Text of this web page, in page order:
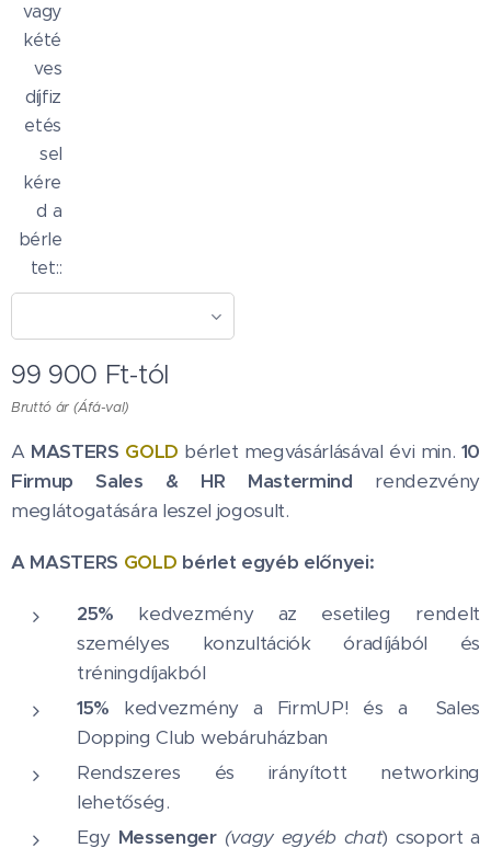
vagy
kété
ves
díjfiz
etés
sel
kére
d a
bérle
tet::
99 900 Ft-tól
Bruttó ár (Áfá-val)
A MASTERS GOLD bérlet megvásárlásával évi min. 10
Firmup Sales & HR Mastermind rendezvény
meglátogatására leszel jogosult.
A MASTERS GOLD bérlet egyéb előnyei:
25% kedvezmény az esetileg rendelt
személyes konzultációk óradíjából és
tréningdíjakból
15% kedvezmény a FirmUP! és a Sales
Dopping Club webáruházban
Rendszeres és irányított networking
lehetőség.
Egy Messenger (vagy egyéb chat) csoport a